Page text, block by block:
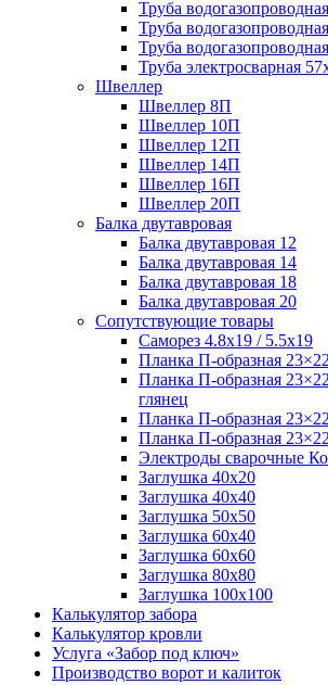
Труба
Труба
Труба
Труба электросварная
Швеллер
Швеллер 8П
Швеллер 10П
Швеллер 12П
Швеллер 14П
Швеллер 16П
Швеллер 20П
Балка двутавровая
Балка двутавровая 12
Балка двутавровая 14
Балка двутавровая 18
Балка двутавровая 20
Сопутствующие товары
Саморез 4.8х19 / 5.5х19
Планка П-образная
Планка П-образная
глянец
Планка П-образная
Планка П-образная
Электроды сварочные
Заглушка 40х20
Заглушка 40х40
Заглушка 50х50
Заглушка 60х40
Заглушка 60х60
Заглушка 80х80
Заглушка 100х100
Калькулятор забора
Калькулятор кровли
Услуга «Забор под ключ»
Производство ворот и калиток